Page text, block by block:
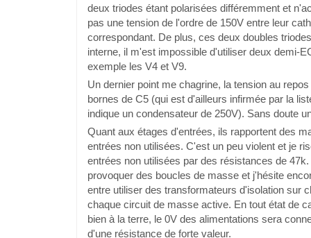
deux triodes étant polarisées différemment et
pas une tension de l'ordre de 150V entre leur
correspondant. De plus, ces deux doubles
interne, il m'est impossible d'utiliser deux demi-
exemple les V4 et V9.
Un dernier point me chagrine, la tension au
bornes de C5 (qui est d'ailleurs infirmée par la
indique un condensateur de 250V). Sans doute
Quant aux étages d'entrées, ils rapportent des
entrées non utilisées. C'est un peu violent et je
entrées non utilisées par des résistances de
provoquer des boucles de masse et j'hésite
entre utiliser des transformateurs d'isolation sur
chaque circuit de masse active. En tout état de
bien à la terre, le 0V des alimentations sera
d'une résistance de forte valeur.